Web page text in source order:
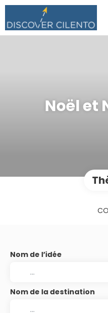
Noël et
Nom de l’idée
Nom de la destination